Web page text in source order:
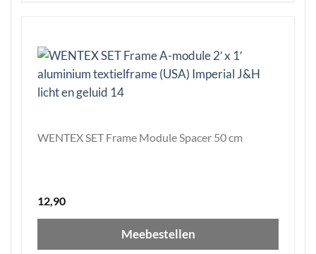
WENTEX SET Frame Module Spacer 50 cm
12,90
Meebestellen